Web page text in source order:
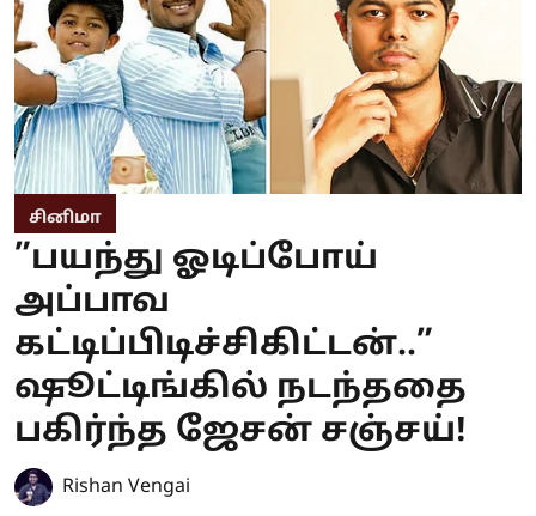
சினிமா
”பயந்து ஓடிப்போய்
அப்பாவ
கட்டிப்பிடிச்சிகிட்டன்..”
ஷூட்டிங்கில் நடந்ததை
பகிர்ந்த ஜேசன் சஞ்சய்!
Rishan Vengai